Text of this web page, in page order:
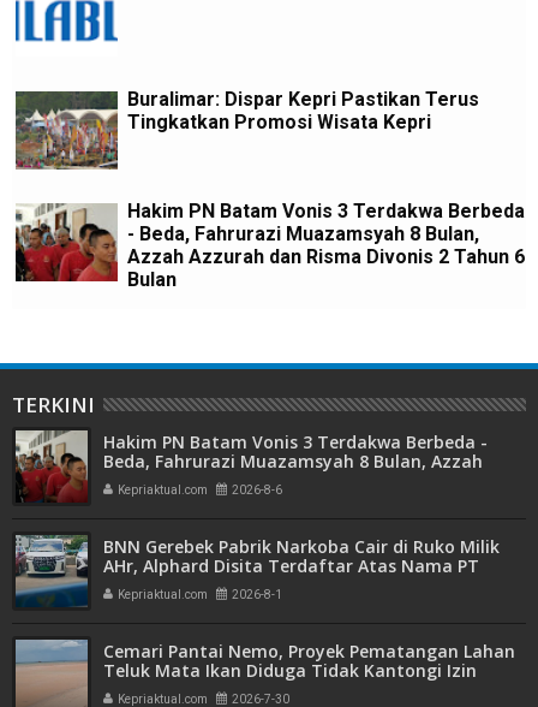
Buralimar: Dispar Kepri Pastikan Terus
Tingkatkan Promosi Wisata Kepri
Hakim PN Batam Vonis 3 Terdakwa Berbeda
- Beda, Fahrurazi Muazamsyah 8 Bulan,
Azzah Azzurah dan Risma Divonis 2 Tahun 6
Bulan
TERKINI
Hakim PN Batam Vonis 3 Terdakwa Berbeda -
Beda, Fahrurazi Muazamsyah 8 Bulan, Azzah
Azzurah dan Risma Divonis 2 Tahun 6 Bulan
Kepriaktual.com 2026-8-6
BNN Gerebek Pabrik Narkoba Cair di Ruko Milik
AHr, Alphard Disita Terdaftar Atas Nama PT
Mitra Usaha Properti
Kepriaktual.com 2026-8-1
Cemari Pantai Nemo, Proyek Pematangan Lahan
Teluk Mata Ikan Diduga Tidak Kantongi Izin
Amdal
Kepriaktual.com 2026-7-30